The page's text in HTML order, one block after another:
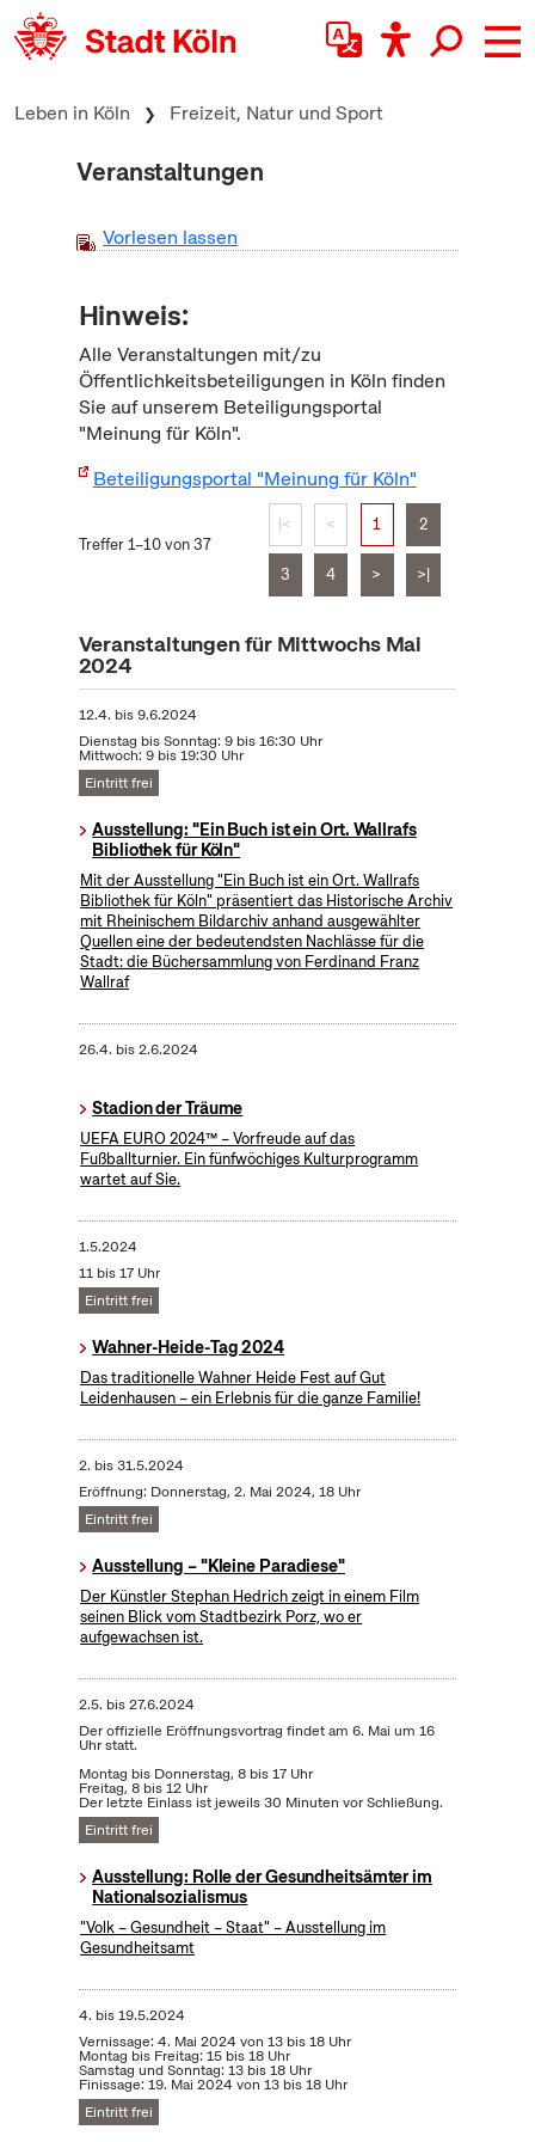
zum Inhalt springen
Leben in Köln Freizeit, Natur und Sport
Veranstaltungen
Vorlesen lassen
Hinweis:
Alle Veranstaltungen mit/zu
Öffentlichkeitsbeteiligungen in Köln finden
Sie auf unserem Beteiligungsportal
"Meinung für Köln".
Beteiligungsportal "Meinung für Köln"
Treffer 1–10 von 37
|< < 1 2
3 4 > >|
Veranstaltungen für Mittwochs Mai
2024
12.4. bis9.6.2024
Dienstag bis Sonntag: 9 bis 16:30 Uhr
Mittwoch: 9 bis 19:30 Uhr
Eintritt frei
Ausstellung: "Ein Buch ist ein Ort. Wallrafs
Bibliothek für Köln"
Mit der Ausstellung "Ein Buch ist ein Ort. Wallrafs
Bibliothek für Köln" präsentiert das Historische Archiv
mit Rheinischem Bildarchiv anhand ausgewählter
Quellen eine der bedeutendsten Nachlässe für die
Stadt: die Büchersammlung von Ferdinand Franz
Wallraf
26.4. bis2.6.2024
Stadion der Träume
UEFA EURO 2024™ – Vorfreude auf das
Fußballturnier. Ein fünfwöchiges Kulturprogramm
wartet auf Sie.
1.5.2024
11 bis 17 Uhr
Eintritt frei
Wahner-Heide-Tag 2024
Das traditionelle Wahner Heide Fest auf Gut
Leidenhausen – ein Erlebnis für die ganze Familie!
2. bis31.5.2024
Eröffnung: Donnerstag, 2. Mai 2024, 18 Uhr
Eintritt frei
Ausstellung – "Kleine Paradiese"
Der Künstler Stephan Hedrich zeigt in einem Film
seinen Blick vom Stadtbezirk Porz, wo er
aufgewachsen ist.
2.5. bis27.6.2024
Der offizielle Eröffnungsvortrag findet am 6. Mai um 16
Uhr statt.
Montag bis Donnerstag, 8 bis 17 Uhr
Freitag, 8 bis 12 Uhr
Der letzte Einlass ist jeweils 30 Minuten vor Schließung.
Eintritt frei
Ausstellung: Rolle der Gesundheitsämter im
Nationalsozialismus
"Volk – Gesundheit – Staat" – Ausstellung im
Gesundheitsamt
4. bis19.5.2024
Vernissage: 4. Mai 2024 von 13 bis 18 Uhr
Montag bis Freitag: 15 bis 18 Uhr
Samstag und Sonntag: 13 bis 18 Uhr
Finissage: 19. Mai 2024 von 13 bis 18 Uhr
Eintritt frei